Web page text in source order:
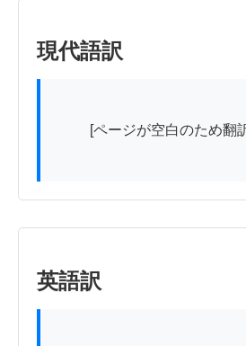
現代語訳
英語訳